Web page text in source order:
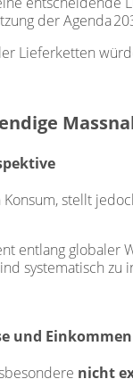
der Agenda
Lieferketten
stellt
entlang
systematisch zu
und Einkommen
nicht